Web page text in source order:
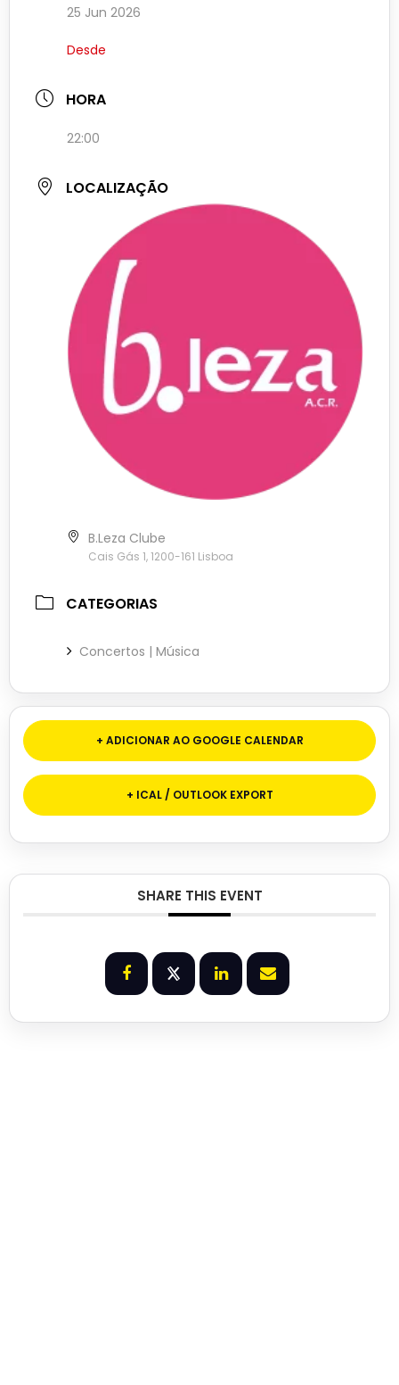
25 Jun 2026
Desde
HORA
22:00
LOCALIZAÇÃO
B.Leza Clube
Cais Gás 1, 1200-161 Lisboa
CATEGORIAS
Concertos | Música
+ ADICIONAR AO GOOGLE CALENDAR
+ ICAL / OUTLOOK EXPORT
SHARE THIS EVENT